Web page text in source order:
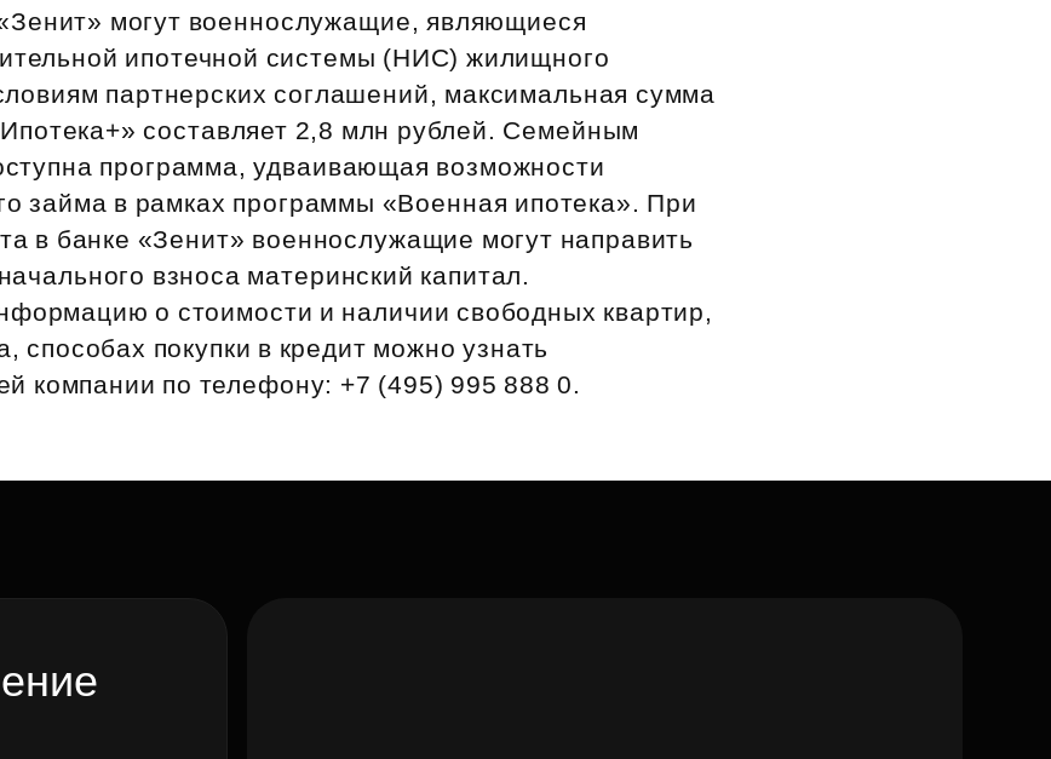
Субсидиимогут военнослужащие, являющиеся
ипотечной системы (НИС) жилищного
партнерских соглашений, максимальная сумма
составляет 2,8 млн рублей. Семейным
программа, удваивающая возможности
займа в рамках программы «Военная ипотека». При
в банке «Зенит» военнослужащие могут направить
взноса материнский капитал.
о стоимости и наличии свободных квартир,
способах покупки в кредит можно узнать
компании по телефону: +7 (495) 995 888 0.